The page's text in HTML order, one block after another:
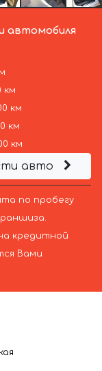
автомобиля
км
км
км
км
авто
по пробегу
кредитной
Вами